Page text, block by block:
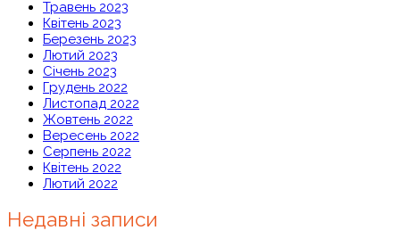
Травень 2023
Квітень 2023
Березень 2023
Лютий 2023
Січень 2023
Грудень 2022
Листопад 2022
Жовтень 2022
Вересень 2022
Серпень 2022
Квітень 2022
Лютий 2022
Недавні записи